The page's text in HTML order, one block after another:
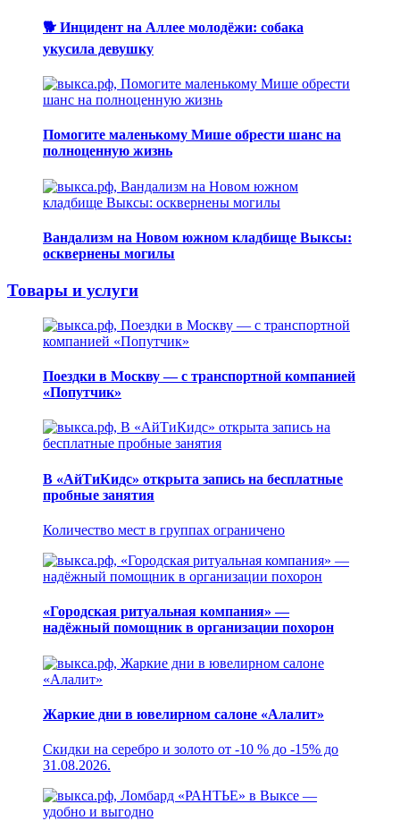
🐕 Инцидент на Аллее молодёжи: собака
укусила девушку
Помогите маленькому Мише обрести шанс на
полноценную жизнь
Вандализм на Новом южном кладбище Выксы:
осквернены могилы
Товары и услуги
Поездки в Москву — с транспортной компанией
«Попутчик»
В «АйТиКидс» открыта запись на бесплатные
пробные занятия
Количество мест в группах ограничено
«Городская ритуальная компания» —
надёжный помощник в организации похорон
Жаркие дни в ювелирном салоне «Алалит»
Скидки на серебро и золото от -10 % до -15% до
31.08.2026.